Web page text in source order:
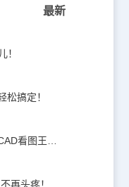
多相关CAD教程，请访
最新
！
搞定！
CAD坐标系切换功能详解，浩辰CAD看图王让设计更自由！
再头疼！